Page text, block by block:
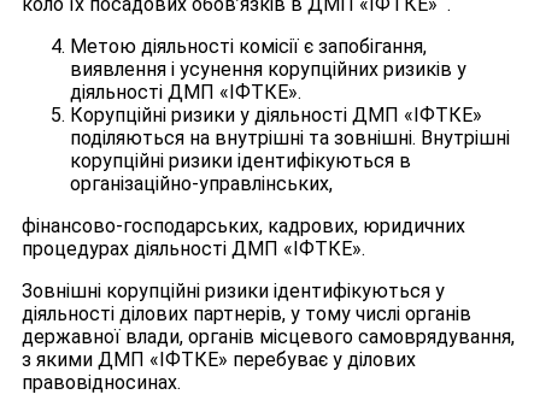
Метою діяльності комісії є запобігання,
виявлення і усунення корупційних ризиків у
діяльності ДМП «ІФТКЕ».
Корупційні ризики у діяльності ДМП «ІФТКЕ»
поділяються на внутрішні та зовнішні. Внутрішні
корупційні ризики ідентифікуються в
організаційно-управлінських,
фінансово-господарських, кадрових, юридичних
процедурах діяльності ДМП «ІФТКЕ».
Зовнішні корупційні ризики ідентифікуються у
діяльності ділових партнерів, у тому числі органів
державної влади, органів місцевого самоврядування,
з якими ДМП «ІФТКЕ» перебуває у ділових
правовідносинах.